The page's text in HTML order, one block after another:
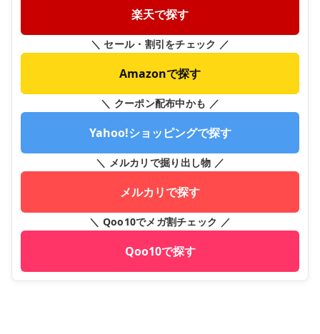
楽天で探す
＼ セール・割引をチェック ／
Amazonで探す
＼ クーポン配布中かも ／
Yahoo!ショッピングで探す
＼ メルカリで掘り出し物 ／
メルカリで探す
＼ Qoo10でメガ割チェック ／
Qoo10で探す